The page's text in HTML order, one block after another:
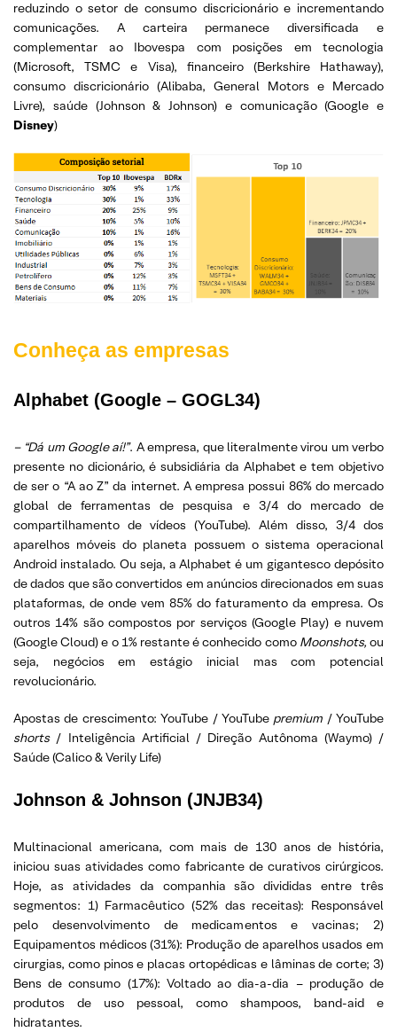
reduzindo o setor de consumo discricionário e incrementando
comunicações. A carteira permanece diversificada e
complementar ao Ibovespa com posições em tecnologia
(Microsoft, TSMC e Visa), financeiro (Berkshire Hathaway),
consumo discricionário (Alibaba, General Motors e Mercado
Livre), saúde (Johnson & Johnson) e comunicação (Google e
Disney)
Conheça as empresas
Alphabet (Google – GOGL34)
– “Dá um Google aí!”. A empresa, que literalmente virou um verbo
presente no dicionário, é subsidiária da Alphabet e tem objetivo
de ser o “A ao Z” da internet. A empresa possui 86% do mercado
global de ferramentas de pesquisa e 3/4 do mercado de
compartilhamento de vídeos (YouTube). Além disso, 3/4 dos
aparelhos móveis do planeta possuem o sistema operacional
Android instalado. Ou seja, a Alphabet é um gigantesco depósito
de dados que são convertidos em anúncios direcionados em suas
plataformas, de onde vem 85% do faturamento da empresa. Os
outros 14% são compostos por serviços (Google Play) e nuvem
(Google Cloud) e o 1% restante é conhecido como Moonshots,ou
seja, negócios em estágio inicial mas com potencial
revolucionário.
Apostas de crescimento: YouTube / YouTube premium / YouTube
shorts / Inteligência Artificial / Direção Autônoma (Waymo) /
Saúde (Calico & Verily Life)
Johnson & Johnson (JNJB34)
Multinacional americana, com mais de 130 anos de história,
iniciou suas atividades como fabricante de curativos cirúrgicos.
Hoje, as atividades da companhia são divididas entre três
segmentos: 1) Farmacêutico (52% das receitas): Responsável
pelo desenvolvimento de medicamentos e vacinas; 2)
Equipamentos médicos (31%): Produção de aparelhos usados em
cirurgias, como pinos e placas ortopédicas e lâminas de corte; 3)
Bens de consumo (17%): Voltado ao dia-a-dia – produção de
produtos de uso pessoal, como shampoos, band-aid e
hidratantes.